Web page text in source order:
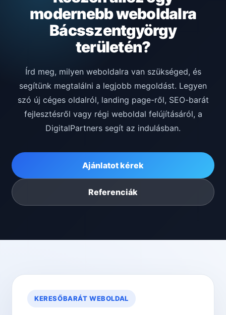
modernebb weboldalra
Bácsszentgyörgy
területén?
Írd meg, milyen weboldalra van szükséged, és
segítünk megtalálni a legjobb megoldást. Legyen
szó új céges oldalról, landing page-ről, SEO-barát
fejlesztésről vagy régi weboldal felújításáról, a
DigitalPartners segít az indulásban.
Ajánlatot kérek
Referenciák
KERESŐBARÁT WEBOLDAL